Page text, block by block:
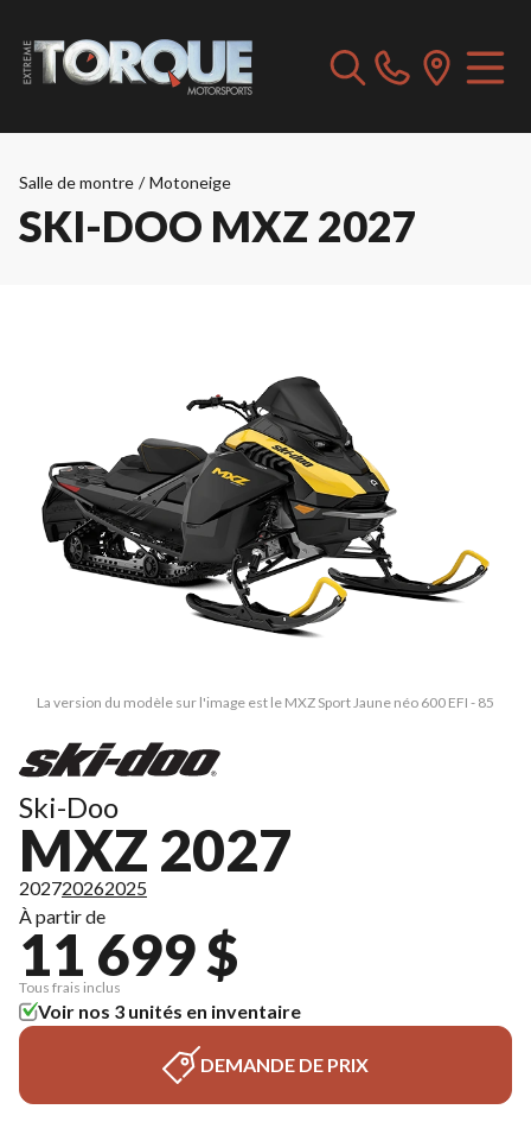
Salle de montre / Motoneige
SKI-DOO MXZ 2027
La version du modèle sur l'image est le MXZ Sport Jaune néo 600 EFI - 85
Ski-Doo
MXZ 2027
202720262025
À partir de
11 699 $
Tous frais inclus
Voir nos 3 unités en inventaire
DEMANDE DE PRIX